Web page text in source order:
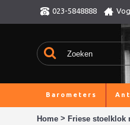
023-5848888
Barometers
Home > Friese stoelklok